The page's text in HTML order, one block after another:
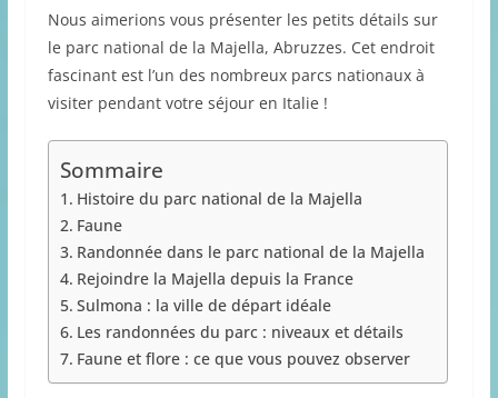
Nous aimerions vous présenter les petits détails sur
le parc national de la Majella, Abruzzes. Cet endroit
fascinant est l’un des nombreux parcs nationaux à
visiter pendant votre séjour en Italie !
Sommaire
Histoire du parc national de la Majella
Faune
Randonnée dans le parc national de la Majella
Rejoindre la Majella depuis la France
Sulmona : la ville de départ idéale
Les randonnées du parc : niveaux et détails
Faune et flore : ce que vous pouvez observer